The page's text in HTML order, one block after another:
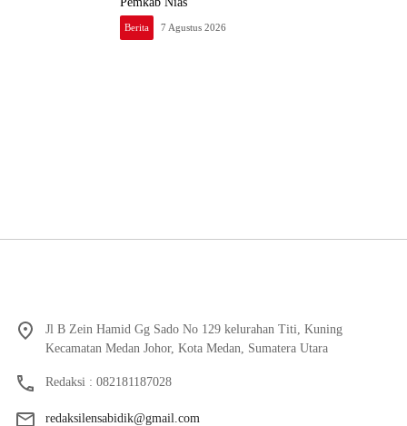
Berita 7 Agustus 2026
Jl B Zein Hamid Gg Sado No 129 kelurahan Titi, Kuning
Kecamatan Medan Johor, Kota Medan, Sumatera Utara
Redaksi : 082181187028
redaksilensabidik@gmail.com